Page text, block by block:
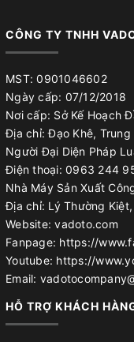
CÔNG TY TNHH
MST: 0901046602
Ngày cấp: 07/12/2018
Nơi cấp: Sở Kế Hoạch
Địa chỉ: Đạo Khê, Trung
Người Đại Diện Pháp
Điện thoại: 0963 244
Nhà Máy Sản Xuất
Địa chỉ: Lý Thường
Website: vadoto.com
Fanpage: https://
Youtube: https://
Email:
HỖ TRỢ KHÁCH